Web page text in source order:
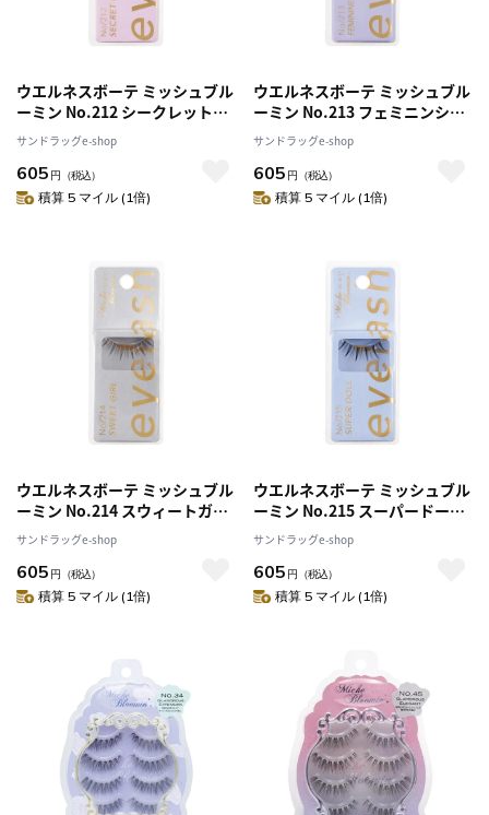
ウエルネスボーテ ミッシュブル
ーミン No.212 シークレットア
イドル 1ペア
サンドラッグe-shop
605 円 （税込）
積算 5 マイル (1倍)
ウエルネスボーテ ミッシュブル
ーミン No.213 フェミニンシア
ー 1ペア
サンドラッグe-shop
605 円 （税込）
積算 5 マイル (1倍)
ウエルネスボーテ ミッシュブル
ーミン No.214 スウィートガー
ル 1ペア
サンドラッグe-shop
605 円 （税込）
積算 5 マイル (1倍)
ウエルネスボーテ ミッシュブル
ーミン No.215 スーパードール
1ペア
サンドラッグe-shop
605 円 （税込）
積算 5 マイル (1倍)